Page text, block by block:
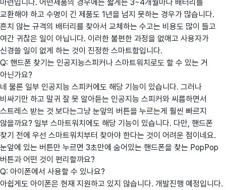
마련입니다. 어떤제품의 경우에는 짧게는 3~4개월마다 배터리를
교환해야 하고 수명이 긴 제품도 1년을 넘지 못하는 경우가 많습니다.
흔치 않는 규격의 배터리를 찾아서 교체하는 수고는 비용도 많이 들고
여간 귀찮은 일이 아닙니다. 이러한 불편한 과정을 없애고 사용자가
신경쓸 일이 없게 하는 것이 진정한 스마트함입니다.
Q: 핸드폰 찾기는 인공지능스피커나 스마트워치로도 할 수 있는 거
아닌가요?
네 물론 일부 인공지능 스피커에도 해당 기능이 있습니다. 그러나
비싸기만 하고 말귀 잘 못 알아듣는 인공지능 스피커와 씨름하면서
스트레스 받는 것 보다는그냥 눈앞의 버튼을 누르는게 훨씬 빠르지
않을까요? 일부 스마트워치에도 해당 기능이 있습니다. 다만, 핸드폰
찾기 전에 우선 스마트워치부터 찾아야 한다는 것이 어려운 점이네요.
눈앞에 있는 버튼만 누르면 3초만에 숨어있는 핸드폰을 찾는 PopPop
버튼과 어떤 것이 편리할까요?
Q: 아이폰에서 사용할 수 있나요?
아쉽게도 아이폰은 현재 지원하고 있지 않습니다. 개발진행 예정입니다.